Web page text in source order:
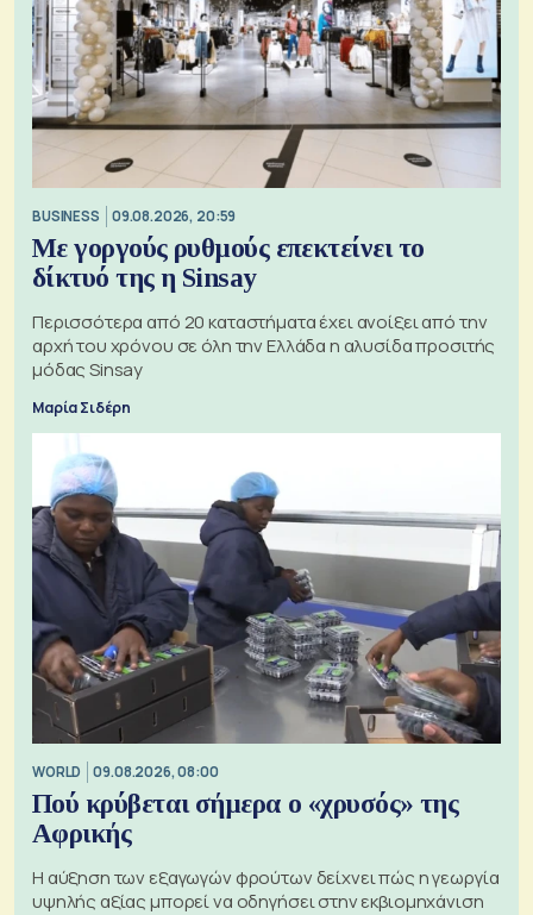
BUSINESS 09.08.2026, 20:59
Με γοργούς ρυθμούς επεκτείνει το
δίκτυό της η Sinsay
Περισσότερα από 20 καταστήματα έχει ανοίξει από την
αρχή του χρόνου σε όλη την Ελλάδα η αλυσίδα προσιτής
μόδας Sinsay
Μαρία Σιδέρη
WORLD 09.08.2026, 08:00
Πού κρύβεται σήμερα ο «χρυσός» της
Αφρικής
Η αύξηση των εξαγωγών φρούτων δείχνει πώς η γεωργία
υψηλής αξίας μπορεί να οδηγήσει στην εκβιομηχάνιση